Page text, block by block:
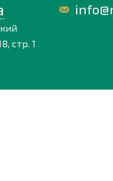
стр. 1